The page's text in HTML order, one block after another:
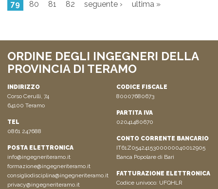
79
80 81 82 seguente › ultima »
ORDINE DEGLI INGEGNERI DELLA
PROVINCIA DI TERAMO
INDIRIZZO
Corso Cerulli, 74
64100 Teramo
TEL
0861 247688
POSTA ELETTRONICA
info@ingegneriteramo.it
formazione@ingegneriteramo.it
consigliodisciplina@ingegneriteramo.it
privacy@ingegneriteramo.it
CODICE FISCALE
80007680673
PARTITA IVA
02041480670
CONTO CORRENTE BANCARIO
IT61Z0542415300000040012905
Banca Popolare di Bari
FATTURAZIONE ELETTRONICA
Codice univoco: UFQHLR